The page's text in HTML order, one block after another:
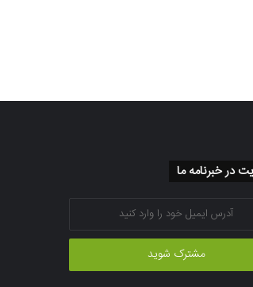
در خبرنامه ما